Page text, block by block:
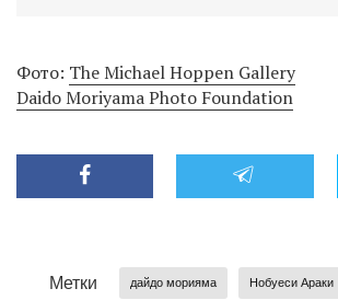
Фото: The Michael Hoppen Gallery
Daido Moriyama Photo Foundation
Метки дайдо морияма Нобуеси Араки